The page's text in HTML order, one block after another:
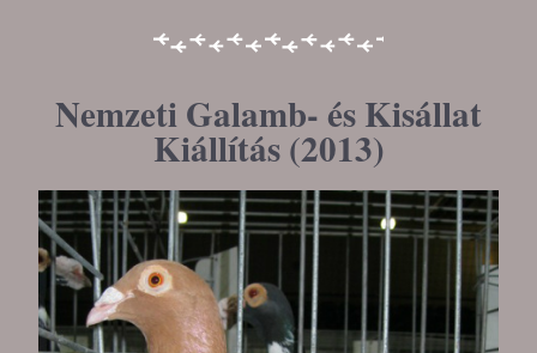
Nemzeti Galamb- és Kisállat
Kiállítás (2013)